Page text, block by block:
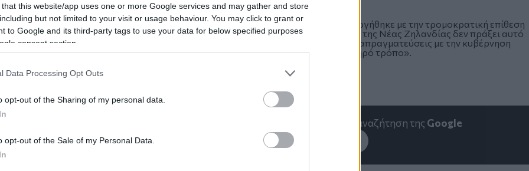
that this website/app uses one or more Google services and may gather and store
but not limited to your visit or usage behaviour. You may click to grant or
to Google and its third-party tags to use your data for below specified purposes
consent section.
Data Processing Opt Outs
opt-out of the Sharing of my personal data.
opt-out of the Sale of my Personal Data.
Ο τούρκος πρόεδρος σχολίασε εκ νέου και την κατάσταση που δημιουργήθηκε με την τρομοκρατική επίθεση
στη Νέα Ζηλανδία στις 15 Μαρτίου, λέγοντας το εξής: «Αν η κυβέρνηση της Νέας Ζηλανδίας δεν πράξει αυτό
που πρέπει, τότε θα το κάνουμε εμείς. Στην περίπτωση αυτή θα κάνω διαπραγματεύσεις με την κυβέρνηση
αυτής της χώρας. Ο τρομοκράτης πρέπει να τιμωρηθεί με τον πιο αυστηρό τρόπο».
στην αναζήτηση της Google
Πρόσθεσέ το στην